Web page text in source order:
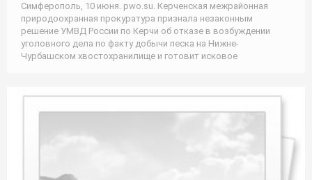
Симферополь, 10 июня. pwo.su. Керченская межрайонная
природоохранная прокуратура признала незаконным
решение УМВД России по Керчи об отказе в возбуждении
уголовного дела по факту добычи песка на Нижне-
Чурбашском хвостохранилище и готовит исковое